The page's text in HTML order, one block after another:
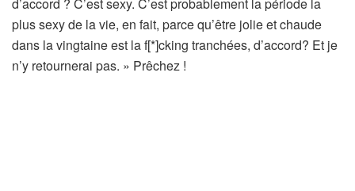
d’accord ? C’est sexy. C’est probablement la période la
plus sexy de la vie, en fait, parce qu’être jolie et chaude
dans la vingtaine est la f[*]cking tranchées, d’accord? Et je
n’y retournerai pas. » Prêchez !